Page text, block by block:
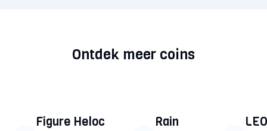
Ontdek meer coins
Figure Heloc Rain